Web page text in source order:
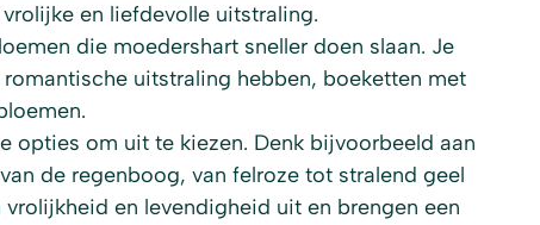
en liefdevolle uitstraling.
die moedershart sneller doen slaan. Je
uitstraling hebben, boeketten met
opties om uit te kiezen. Denk bijvoorbeeld aan
de regenboog, van felroze tot stralend geel
en levendigheid uit en brengen een